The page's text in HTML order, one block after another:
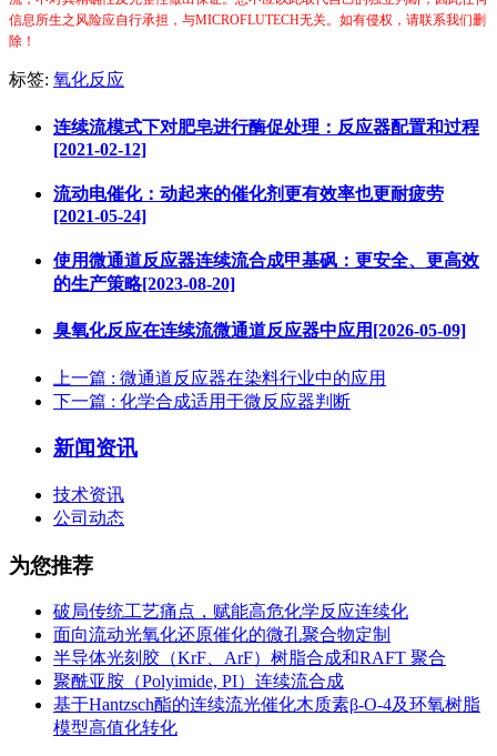
信息所生之风险应自行承担，与MICROFLUTECH无关。如有侵权，请联系我们删
除！
标签: 氧化反应
连续流模式下对肥皂进行酶促处理：反应器配置和过程
[2021-02-12]
流动电催化：动起来的催化剂更有效率也更耐疲劳
[2021-05-24]
使用微通道反应器连续流合成甲基砜：更安全、更高效
的生产策略[2023-08-20]
臭氧化反应在连续流微通道反应器中应用[2026-05-09]
上一篇 : 微通道反应器在染料行业中的应用
下一篇 : 化学合成适用于微反应器判断
新闻资讯
技术资讯
公司动态
为您推荐
破局传统工艺痛点，赋能高危化学反应连续化
面向流动光氧化还原催化的微孔聚合物定制
半导体光刻胶（KrF、ArF）树脂合成和RAFT 聚合
聚酰亚胺（Polyimide, PI）连续流合成
基于Hantzsch酯的连续流光催化木质素β-O-4及环氧树脂
模型高值化转化